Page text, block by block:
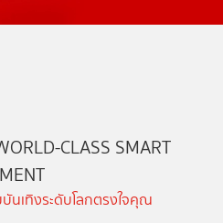
CLASS SMART
นเทิงระดับโลกตรงใจคุณ